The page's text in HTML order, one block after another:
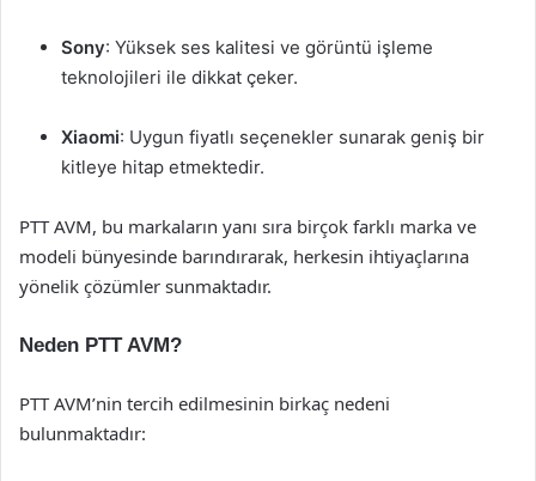
Sony: Yüksek ses kalitesi ve görüntü işleme
teknolojileri ile dikkat çeker.
Xiaomi: Uygun fiyatlı seçenekler sunarak geniş bir
kitleye hitap etmektedir.
PTT AVM, bu markaların yanı sıra birçok farklı marka ve
modeli bünyesinde barındırarak, herkesin ihtiyaçlarına
yönelik çözümler sunmaktadır.
Neden PTT AVM?
PTT AVM’nin tercih edilmesinin birkaç nedeni
bulunmaktadır: